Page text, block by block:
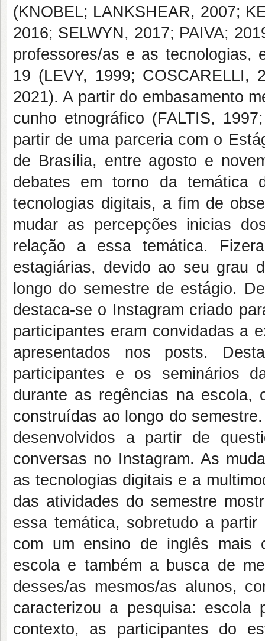
(KNOBEL; LANKSHEAR, 2007;
2016; SELWYN, 2017; PAIVA;
professores/as e as tecnologias,
19 (LEVY, 1999; COSCARELLI,
2021). A partir do embasamento
cunho etnográfico (FALTIS,
partir de uma parceria com o
de Brasília, entre agosto e
debates em torno da temática
tecnologias digitais, a fim de
mudar as percepções inicias
relação a essa temática.
estagiárias, devido ao seu grau
longo do semestre de estágio.
destaca-se o Instagram criado
participantes eram convidadas a
apresentados nos posts.
participantes e os seminários
durante as regências na escola,
construídas ao longo do
desenvolvidos a partir de
conversas no Instagram. As
as tecnologias digitais e a
das atividades do semestre
essa temática, sobretudo a
com um ensino de inglês mais
escola e também a busca de
desses/as mesmos/as alunos,
caracterizou a pesquisa:
contexto, as participantes do